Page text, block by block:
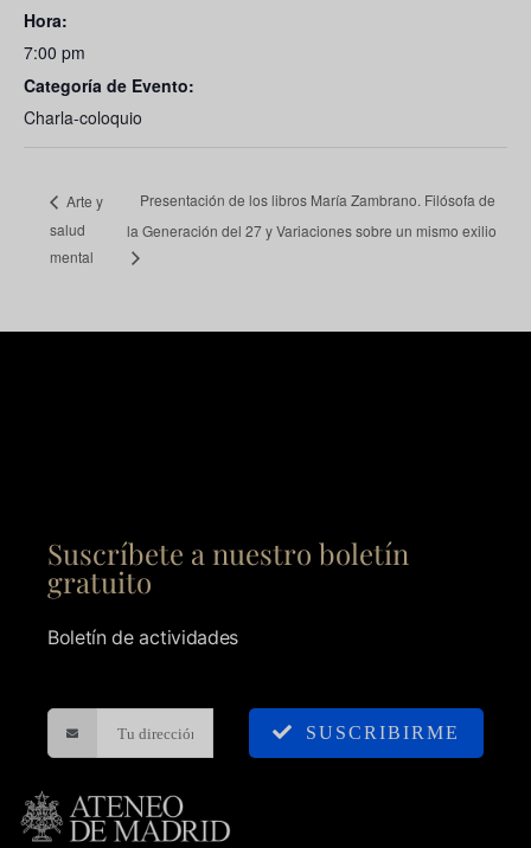
Hora:
7:00 pm
Categoría de Evento:
Charla-coloquio
Arte y
salud
mental
Presentación de los libros María Zambrano. Filósofa de
la Generación del 27 y Variaciones sobre un mismo exilio
Suscríbete a nuestro boletín
gratuito
Boletín de actividades
SUSCRIBIRME